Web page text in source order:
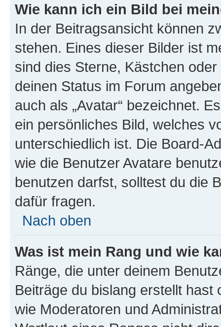
Wie kann ich ein Bild bei
In der Beitragsansicht können
stehen. Eines dieser Bilder ist
sind dies Sterne, Kästchen
deinen Status im Forum
auch als „Avatar“ bezeichnet.
ein persönliches Bild, welches
unterschiedlich ist. Die Board-
wie die Benutzer Avatare
benutzen darfst, solltest du die
dafür fragen.
Nach oben
Was ist mein Rang und wie
Ränge, die unter deinem
Beiträge du bislang erstellt
wie Moderatoren und